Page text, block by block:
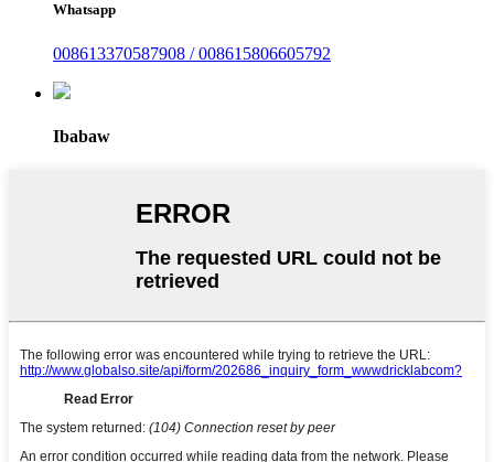
Whatsapp
008613370587908 / 008615806605792
Ibabaw